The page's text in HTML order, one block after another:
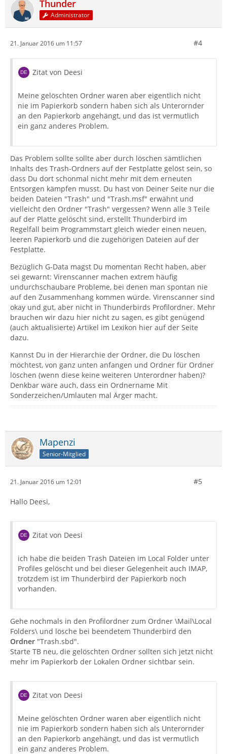
Thunder
Administrator
21. Januar 2016 um 11:57 #4
Zitat von Deesi
Meine gelöschten Ordner waren aber eigentlich nicht
nie im Papierkorb sondern haben sich als Unterornder
an den Papierkorb angehängt, und das ist vermutlich
ein ganz anderes Problem.
Das Problem sollte sollte aber durch löschen sämtlichen
Inhalts des Trash-Ordners auf der Festplatte gelöst sein, so
dass Du dort schonmal nicht mehr mit dem erneuten
Entsorgen kämpfen musst. Du hast von Deiner Seite nur die
beiden Dateien "Trash" und "Trash.msf" erwähnt und
vielleicht den Ordner "Trash" vergessen? Wenn alle 3 Teile
auf der Platte gelöscht sind, erstellt Thunderbird im
Regelfall beim Programmstart gleich wieder einen neuen,
leeren Papierkorb und die zugehörigen Dateien auf der
Festplatte.
Bezüglich G-Data magst Du momentan Recht haben, aber
sei gewarnt: Virenscanner machen extrem häufig
undurchschaubare Probleme, bei denen man spontan nie
auf den Zusammenhang kommen würde. Virenscanner sind
okay und gut, aber nicht in Thunderbirds Profilordner. Mehr
brauchen wir dazu hier nicht zu sagen, es gibt genügend
(auch aktualisierte) Artikel im Lexikon hier auf der Seite
dazu.
Kannst Du in der Hierarchie der Ordner, die Du löschen
möchtest, von ganz unten anfangen und Ordner für Ordner
löschen (wenn diese keine weiteren Unterordner haben)?
Denkbar wäre auch, dass ein Ordnername Mit
Sonderzeichen/Umlauten mal Ärger macht.
Mapenzi
Senior-Mitglied
21. Januar 2016 um 12:01 #5
Hallo Deesi,
Zitat von Deesi
ich habe die beiden Trash Dateien im Local Folder unter
Profiles gelöscht und bei dieser Gelegenheit auch IMAP,
trotzdem ist im Thunderbird der Papierkorb noch
vorhanden.
Gehe nochmals in den Profilordner zum Ordner \Mail\Local
Folders\ und lösche bei beendetem Thunderbird den
Ordner "Trash.sbd".
Starte TB neu, die gelöschten Ordner sollten sich jetzt nicht
mehr im Papierkorb der Lokalen Ordner sichtbar sein.
Zitat von Deesi
Meine gelöschten Ordner waren aber eigentlich nicht
nie im Papierkorb sondern haben sich als Unterornder
an den Papierkorb angehängt, und das ist vermutlich
ein ganz anderes Problem.